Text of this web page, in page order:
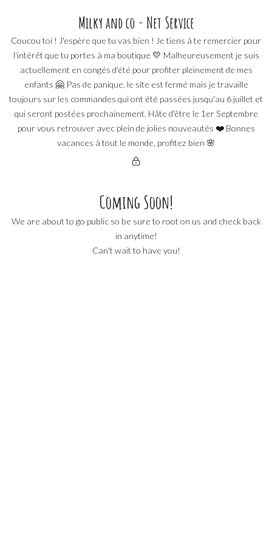
contenu
Milky and co - Net Service
Coucou toi ! J'espère que tu vas bien ! Je tiens à te remercier pour
l'intérêt que tu portes à ma boutique 💛 Malheureusement je suis
actuellement en congés d'été pour profiter pleinement de mes
enfants 🤗 Pas de panique, le site est fermé mais je travaille
toujours sur les commandes qui ont été passées jusqu'au 6 juillet et
qui seront postées prochainement. Hâte d'être le 1er Septembre
pour vous retrouver avec plein de jolies nouveautés ❤️ Bonnes
vacances à tout le monde, profitez bien 🌸
Coming Soon!
We are about to go public so be sure to root on us and check back
in anytime!
Can't wait to have you!